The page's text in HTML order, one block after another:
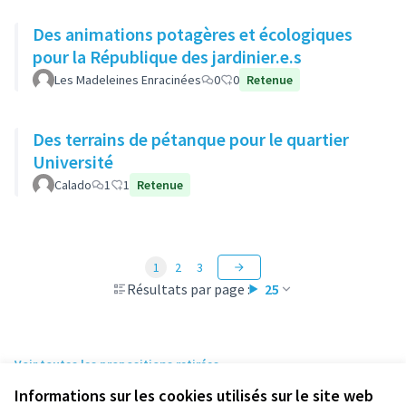
Informations sur les cookies utilisés sur le site web
Des animations potagères et écologiques
pour la République des jardinier.e.s
Les Madeleines Enracinées 0 0 Retenue
Des terrains de pétanque pour le quartier
Université
Calado 1 1 Retenue
Résultats par page : 25
1 2 3
Voir toutes les propositions retirées